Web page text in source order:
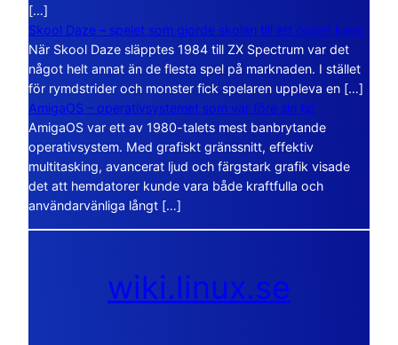
[…]
Skool Daze – spelet som gjorde skolan till ett öppet kaos
När Skool Daze släpptes 1984 till ZX Spectrum var det
något helt annat än de flesta spel på marknaden. I stället
för rymdstrider och monster fick spelaren uppleva en […]
AmigaOS – operativsystemet som var före sin tid
AmigaOS var ett av 1980-talets mest banbrytande
operativsystem. Med grafiskt gränssnitt, effektiv
multitasking, avancerat ljud och färgstark grafik visade
det att hemdatorer kunde vara både kraftfulla och
användarvänliga långt […]
wiki.linux.se